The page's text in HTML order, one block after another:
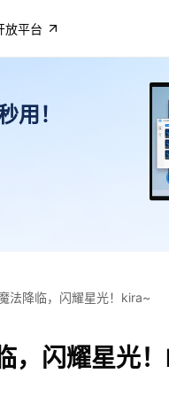
放平台
用！
法降临，闪耀星光！kira~
，闪耀星光